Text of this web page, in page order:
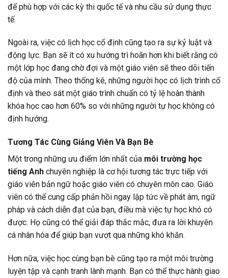
để phù hợp với các kỳ thi quốc tế và nhu cầu sử dụng thực
tế.
Ngoài ra, việc có lịch học cố định cũng tạo ra sự kỷ luật và
động lực. Bạn sẽ ít có xu hướng trì hoãn hơn khi biết rằng có
một lớp học đang chờ đợi và một giáo viên sẽ theo dõi tiến
độ của mình. Theo thống kê, những người học có lịch trình cố
định và theo sát một giáo trình chuẩn có tỷ lệ hoàn thành
khóa học cao hơn 60% so với những người tự học không có
định hướng.
Tương Tác Cùng Giảng Viên Và Bạn Bè
Một trong những ưu điểm lớn nhất của môi trường học
tiếng Anh chuyên nghiệp là cơ hội tương tác trực tiếp với
giáo viên bản ngữ hoặc giáo viên có chuyên môn cao. Giáo
viên có thể cung cấp phản hồi ngay lập tức về phát âm, ngữ
pháp và cách diễn đạt của bạn, điều mà việc tự học khó có
được. Họ cũng có thể giải đáp thắc mắc, đưa ra lời khuyên
cá nhân hóa để giúp bạn vượt qua những khó khăn.
Hơn nữa, việc học cùng bạn bè cũng tạo ra một môi trường
luyện tập và cạnh tranh lành mạnh. Bạn có thể thực hành giao